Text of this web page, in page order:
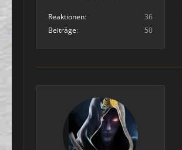
Reaktionen
36
Beiträge
50